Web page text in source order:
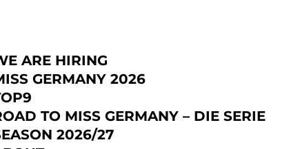
ARE HIRING
GERMANY 2026
TO MISS GERMANY – DIE SERIE
2026/27